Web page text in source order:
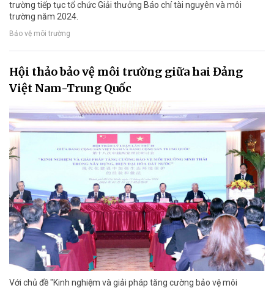
trường tiếp tục tổ chức Giải thưởng Báo chí tài nguyên và môi
trường năm 2024.
Bảo vệ môi trường
Hội thảo bảo vệ môi trường giữa hai Đảng
Việt Nam-Trung Quốc
Với chủ đề "Kinh nghiệm và giải pháp tăng cường bảo vệ môi